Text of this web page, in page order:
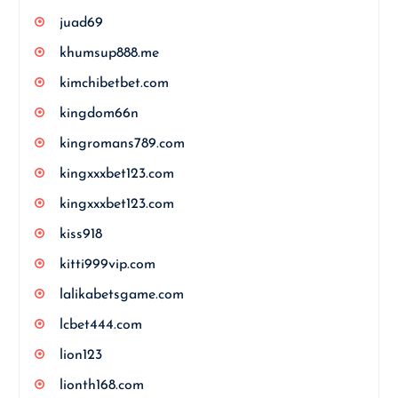
juad69
khumsup888.me
kimchibetbet.com
kingdom66n
kingromans789.com
kingxxxbet123.com
kingxxxbet123.com
kiss918
kitti999vip.com
lalikabetsgame.com
lcbet444.com
lion123
lionth168.com